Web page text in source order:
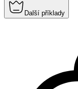
Další příklady